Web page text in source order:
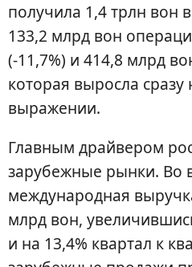
получила 1,4 трлн вон
133,2 млрд вон
(-11,7%) и 414,8 млрд
которая выросла сразу
выражении.
Главным драйвером
зарубежные рынки. Во
международная
млрд вон,
и на 13,4% квартал к